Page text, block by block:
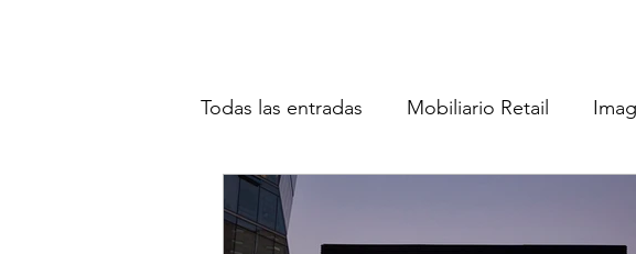
Todas las entradas Mobiliario Retail